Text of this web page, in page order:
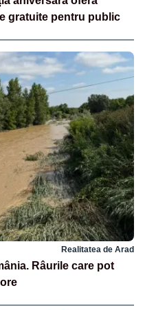
gratuite pentru public
Realitatea de Arad
Râurile care pot